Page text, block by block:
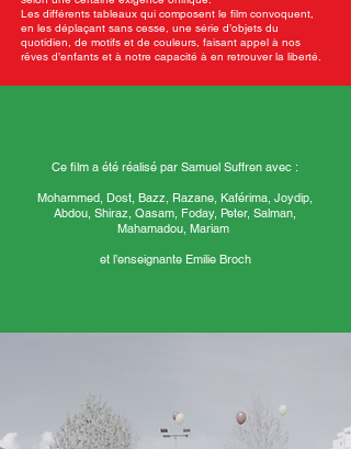
Les différents tableaux qui composent le film convoquent,
en les déplaçant sans cesse, une série d’objets du
quotidien, de motifs et de couleurs, faisant appel à nos
rêves d’enfants et à notre capacité à en retrouver la liberté.
Ce film a été réalisé par Samuel Suffren avec :
Mohammed, Dost, Bazz, Razane, Kaférima, Joydip,
Abdou, Shiraz, Qasam, Foday, Peter, Salman,
Mahamadou, Mariam
et l’enseignante Emilie Broch